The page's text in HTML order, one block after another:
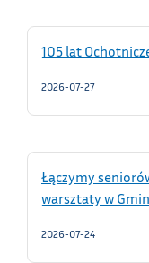
105 lat
2026-07-27
Łączymy
warsztaty w
2026-07-24